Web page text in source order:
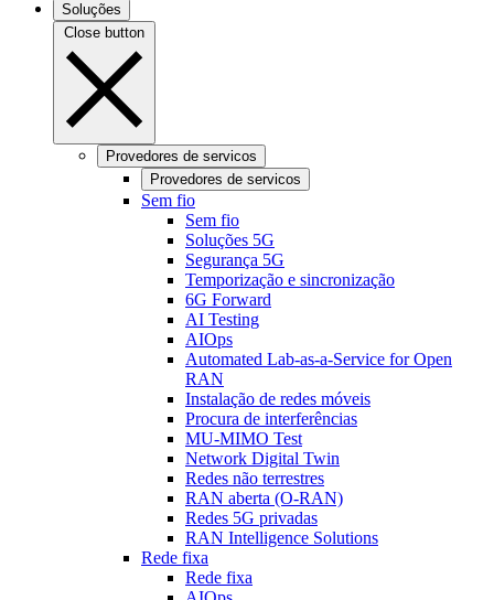
Soluções
Close button
Provedores de servicos
Provedores de servicos
Sem fio
Sem fio
Soluções 5G
Segurança 5G
Temporização e sincronização
6G Forward
AI Testing
AIOps
Automated Lab-as-a-Service for Open
RAN
Instalação de redes móveis
Procura de interferências
MU-MIMO Test
Network Digital Twin
Redes não terrestres
RAN aberta (O-RAN)
Redes 5G privadas
RAN Intelligence Solutions
Rede fixa
Rede fixa